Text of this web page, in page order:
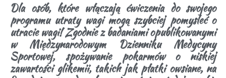
Dla osób, które włączają ćwiczenia do swojego
programu utraty wagi mogą szybciej pomysleć o
utracie wagi! Zgodnie z badaniami opublikowanymi
w Międzynarodowym Dzienniku Medycyny
Sportowej, spożywanie pokarmów o niskiej
zawartości glikemii, takich jak płatki owsiane, na